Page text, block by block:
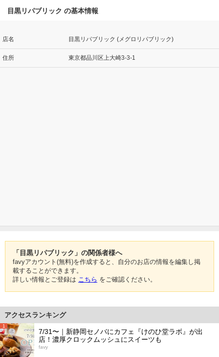
目黒リパブリック の基本情報
店名 目黒リパブリック (メグロリパブリック)
住所 東京都品川区上大崎3-3-1
「目黒リパブリック」の関係者様へ
favyアカウント(無料)を作成すると、自分のお店の情報を編集し掲
載することができます。
詳しい情報とご登録は こちら をご確認ください。
アクセスランキング
1
7/31〜｜新静岡セノバにカフェ『けのひ堂ラボ』が出
店！濃厚クロックムッシュにスイーツも
favy